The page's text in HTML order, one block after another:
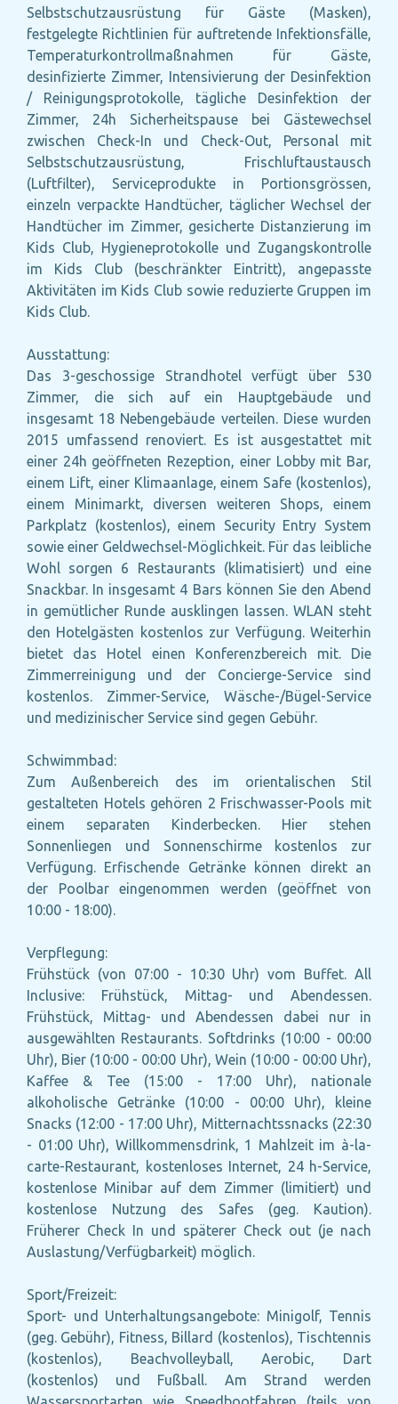
Selbstschutzausrüstung für Gäste (Masken),
festgelegte Richtlinien für auftretende Infektionsfälle,
Temperaturkontrollmaßnahmen für Gäste,
desinfizierte Zimmer, Intensivierung der Desinfektion
/ Reinigungsprotokolle, tägliche Desinfektion der
Zimmer, 24h Sicherheitspause bei Gästewechsel
zwischen Check-In und Check-Out, Personal mit
Selbstschutzausrüstung, Frischluftaustausch
(Luftfilter), Serviceprodukte in Portionsgrössen,
einzeln verpackte Handtücher, täglicher Wechsel der
Handtücher im Zimmer, gesicherte Distanzierung im
Kids Club, Hygieneprotokolle und Zugangskontrolle
im Kids Club (beschränkter Eintritt), angepasste
Aktivitäten im Kids Club sowie reduzierte Gruppen im
Kids Club.
Ausstattung:
Das 3-geschossige Strandhotel verfügt über 530
Zimmer, die sich auf ein Hauptgebäude und
insgesamt 18 Nebengebäude verteilen. Diese wurden
2015 umfassend renoviert. Es ist ausgestattet mit
einer 24h geöffneten Rezeption, einer Lobby mit Bar,
einem Lift, einer Klimaanlage, einem Safe (kostenlos),
einem Minimarkt, diversen weiteren Shops, einem
Parkplatz (kostenlos), einem Security Entry System
sowie einer Geldwechsel-Möglichkeit. Für das leibliche
Wohl sorgen 6 Restaurants (klimatisiert) und eine
Snackbar. In insgesamt 4 Bars können Sie den Abend
in gemütlicher Runde ausklingen lassen. WLAN steht
den Hotelgästen kostenlos zur Verfügung. Weiterhin
bietet das Hotel einen Konferenzbereich mit. Die
Zimmerreinigung und der Concierge-Service sind
kostenlos. Zimmer-Service, Wäsche-/Bügel-Service
und medizinischer Service sind gegen Gebühr.
Schwimmbad:
Zum Außenbereich des im orientalischen Stil
gestalteten Hotels gehören 2 Frischwasser-Pools mit
einem separaten Kinderbecken. Hier stehen
Sonnenliegen und Sonnenschirme kostenlos zur
Verfügung. Erfischende Getränke können direkt an
der Poolbar eingenommen werden (geöffnet von
10:00 - 18:00).
Verpflegung:
Frühstück (von 07:00 - 10:30 Uhr) vom Buffet. All
Inclusive: Frühstück, Mittag- und Abendessen.
Frühstück, Mittag- und Abendessen dabei nur in
ausgewählten Restaurants. Softdrinks (10:00 - 00:00
Uhr), Bier (10:00 - 00:00 Uhr), Wein (10:00 - 00:00 Uhr),
Kaffee & Tee (15:00 - 17:00 Uhr), nationale
alkoholische Getränke (10:00 - 00:00 Uhr), kleine
Snacks (12:00 - 17:00 Uhr), Mitternachtssnacks (22:30
- 01:00 Uhr), Willkommensdrink, 1 Mahlzeit im à-la-
carte-Restaurant, kostenloses Internet, 24 h-Service,
kostenlose Minibar auf dem Zimmer (limitiert) und
kostenlose Nutzung des Safes (geg. Kaution).
Früherer Check In und späterer Check out (je nach
Auslastung/Verfügbarkeit) möglich.
Sport/Freizeit:
Sport- und Unterhaltungsangebote: Minigolf, Tennis
(geg. Gebühr), Fitness, Billard (kostenlos), Tischtennis
(kostenlos), Beachvolleyball, Aerobic, Dart
(kostenlos) und Fußball. Am Strand werden